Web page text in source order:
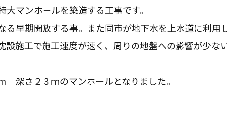
マンホールを築造する工事です。
早期開放する事。また同市が地下水を上水道に利用し
施工で施工速度が速く、周りの地盤への影響が少な
深さ２３ｍのマンホールとなりました。